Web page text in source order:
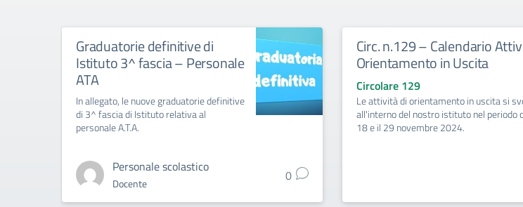
Graduatorie definitive di
Istituto 3^ fascia – Personale
ATA
In allegato, le nuove graduatorie definitive
di 3^ fascia di Istituto relativa al
personale A.T.A.
Personale scolastico
Docente 0
Circ. n.129 – Calendario
Orientamento in Uscita
Circolare 129
Le attività di orientamento in uscita si
all'interno del nostro istituto nel periodo
18 e il 29 novembre 2024.